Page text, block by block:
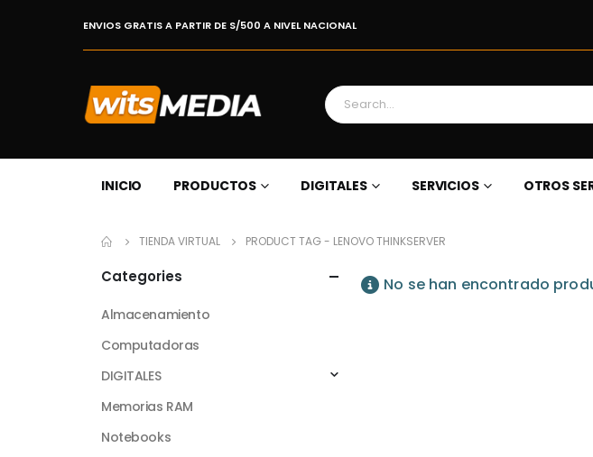
ENVIOS GRATIS A PARTIR DE S/500 A NIVEL NACIONAL
INICIO PRODUCTOS DIGITALES SERVICIOS OTROS
TIENDA VIRTUAL PRODUCT TAG - LENOVO THINKSERVER
No se han encontrado
Categories
Almacenamiento
Computadoras
DIGITALES
Memorias RAM
Notebooks